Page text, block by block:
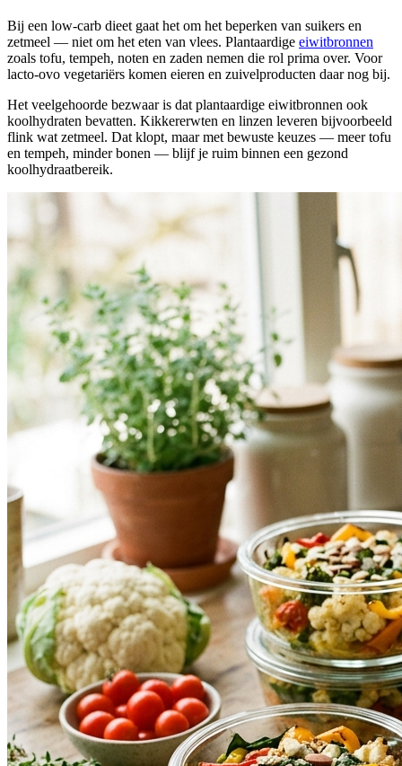
Bij een low-carb dieet gaat het om het beperken van suikers en
zetmeel — niet om het eten van vlees. Plantaardige eiwitbronnen
zoals tofu, tempeh, noten en zaden nemen die rol prima over. Voor
lacto-ovo vegetariërs komen eieren en zuivelproducten daar nog bij.
Het veelgehoorde bezwaar is dat plantaardige eiwitbronnen ook
koolhydraten bevatten. Kikkererwten en linzen leveren bijvoorbeeld
flink wat zetmeel. Dat klopt, maar met bewuste keuzes — meer tofu
en tempeh, minder bonen — blijf je ruim binnen een gezond
koolhydraatbereik.